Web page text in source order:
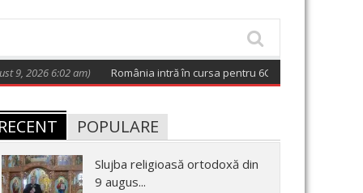
6:02 am) România intră în cursa pentru 6G. Miza: tehnologia care
POPULARE
Slujba religioasă ortodoxă din
9 augus...